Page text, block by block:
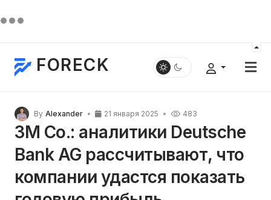
FORECK
By Alexander 21 января 2025 483
3M Co.: аналитики Deutsche
Bank AG рассчитывают, что
компании удастся показать